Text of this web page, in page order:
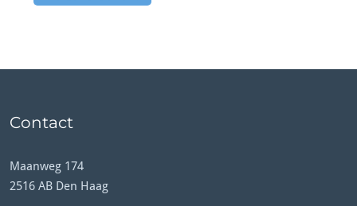
Contact
Maanweg 174
2516 AB Den Haag